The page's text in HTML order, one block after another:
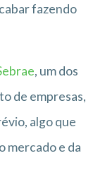
fazendo
, um dos
de empresas,
algo que
mercado e da